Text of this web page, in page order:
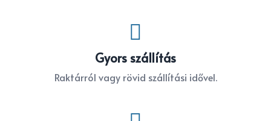

Gyors szállítás
Raktárról vagy rövid szállítási idővel.